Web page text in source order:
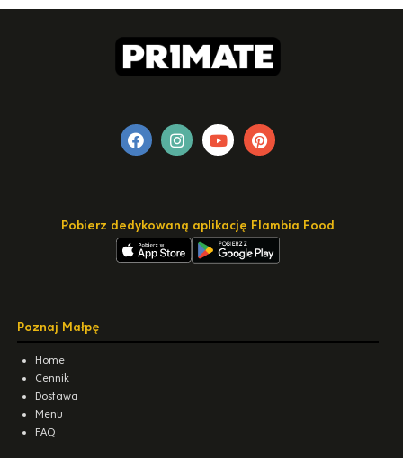
Pobierz dedykowaną aplikację Flambia Food
Poznaj Małpę
Home
Cennik
Dostawa
Menu
FAQ